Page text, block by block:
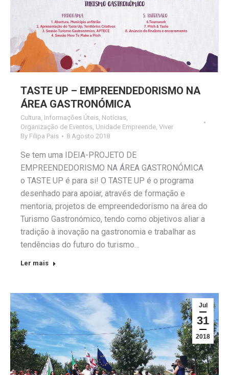
TASTE UP – EMPREENDEDORISMO NA
ÁREA GASTRONÓMICA
Cultura, Informações Úteis, Notícias,
Organização de Eventos, Unidade Empreende, Viver
By Filipa Pais 8 Agosto 2018
Se tem uma IDEIA-PROJETO DE
EMPREENDEDORISMO NA ÁREA GASTRONÓMICA
o TASTE UP é para si! O TASTE UP é o programa
desenhado para apoiar, através de formação e
mentoria, projetos de empreendedorismo na área do
Turismo Gastronómico, tendo como objetivos aliar a
tradição à inovação na gastronomia e trabalhar as
tendências do futuro do turismo…
Ler mais
Jul
31
2018